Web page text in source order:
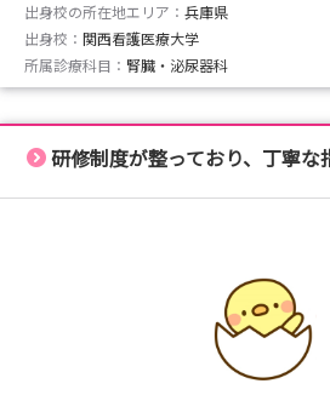
出身校の所在地エリア： 兵庫県
出身校： 関西看護医療大学
所属診療科目： 腎臓・泌尿器科
研修制度が整っており、丁寧な